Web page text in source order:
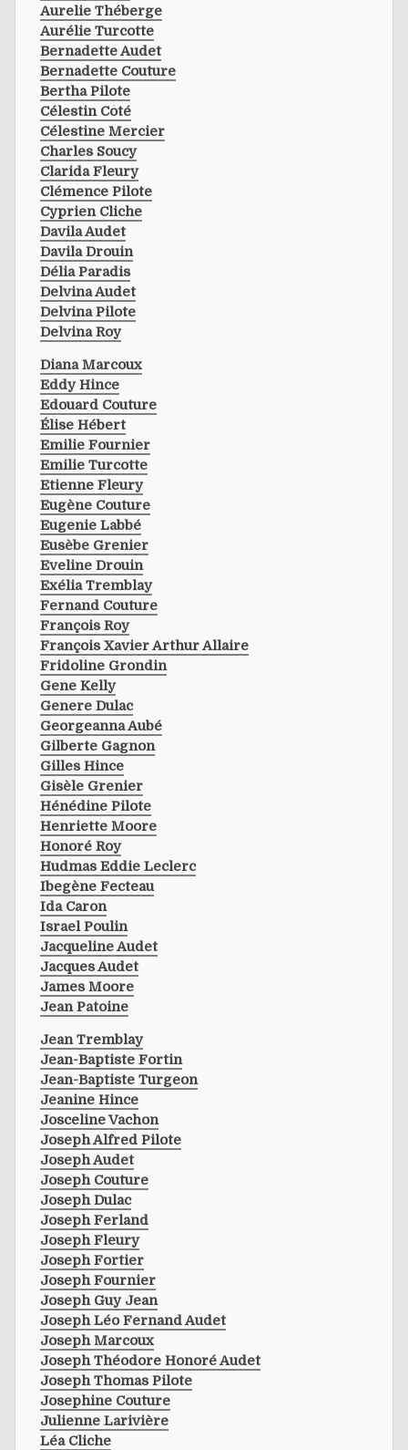
Aurelie Théberge
Aurélie Turcotte
Bernadette Audet
Bernadette Couture
Bertha Pilote
Célestin Côté
Célestine Mercier
Charles Soucy
Clarida Fleury
Clémence Pilote
Cyprien Cliche
Davila Audet
Davila Drouin
Délia Paradis
Delvina Audet
Delvina Pilote
Delvina Roy
Diana Marcoux
Eddy Hince
Edouard Couture
Élise Hébert
Emilie Fournier
Emilie Turcotte
Etienne Fleury
Eugène Couture
Eugenie Labbé
Eusèbe Grenier
Eveline Drouin
Exélia Tremblay
Fernand Couture
François Roy
François Xavier Arthur Allaire
Fridoline Grondin
Gene Kelly
Genere Dulac
Georgeanna Aubé
Gilberte Gagnon
Gilles Hince
Gisèle Grenier
Hénédine Pilote
Henriette Moore
Honoré Roy
Hudmas Eddie Leclerc
Ibegène Fecteau
Ida Caron
Israel Poulin
Jacqueline Audet
Jacques Audet
James Moore
Jean Patoine
Jean Tremblay
Jean-Baptiste Fortin
Jean-Baptiste Turgeon
Jeanine Hince
Josceline Vachon
Joseph Alfred Pilote
Joseph Audet
Joseph Couture
Joseph Dulac
Joseph Ferland
Joseph Fleury
Joseph Fortier
Joseph Fournier
Joseph Guy Jean
Joseph Léo Fernand Audet
Joseph Marcoux
Joseph Théodore Honoré Audet
Joseph Thomas Pilote
Josephine Couture
Julienne Larivière
Léa Cliche